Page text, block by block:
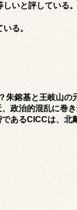
いと評している。
る。
朱鎔基と王岐山
政治的混乱に巻
あるCICCは、北